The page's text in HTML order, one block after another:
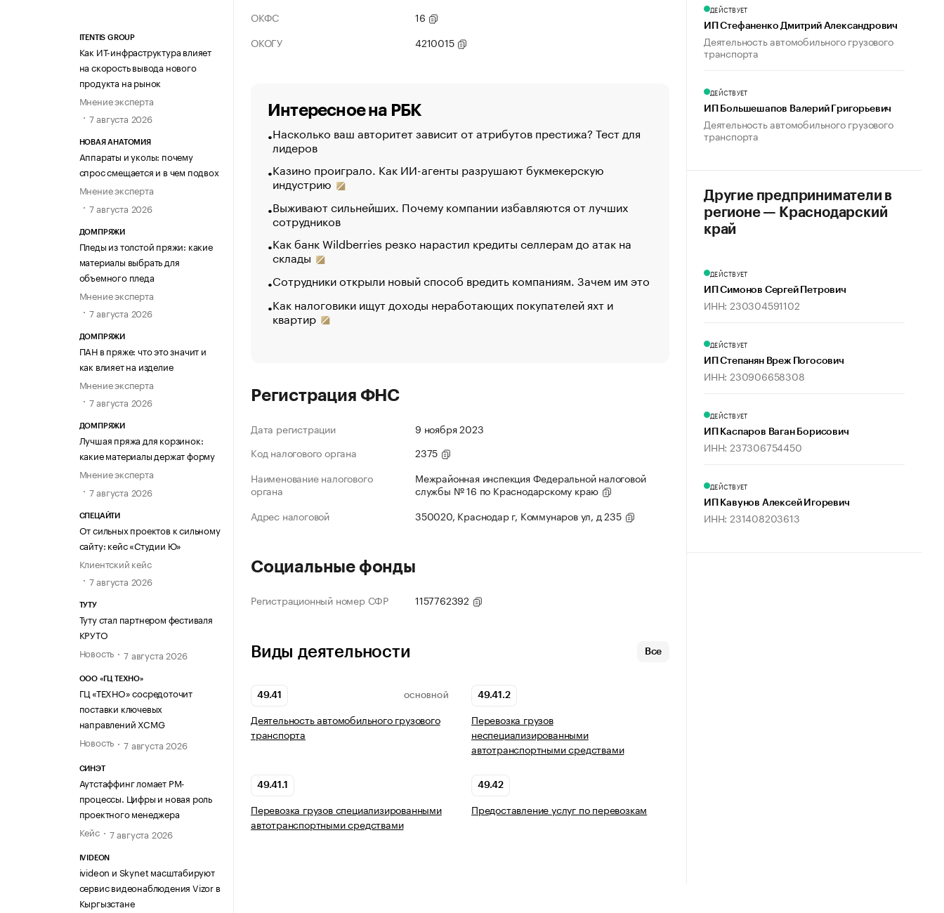
ITENTIS GROUP
Как ИТ-инфраструктура влияет
на скорость вывода нового
продукта на рынок
Мнение эксперта
7 августа 2026
НОВАЯ АНАТОМИЯ
Аппараты и уколы: почему
спрос смещается и в чем подвох
Мнение эксперта
7 августа 2026
ДОМПРЯЖИ
Пледы из толстой пряжи: какие
материалы выбрать для
объемного пледа
Мнение эксперта
7 августа 2026
ДОМПРЯЖИ
ПАН в пряже: что это значит и
как влияет на изделие
Мнение эксперта
7 августа 2026
ДОМПРЯЖИ
Лучшая пряжа для корзинок:
какие материалы держат форму
Мнение эксперта
7 августа 2026
СПЕЦАЙТИ
От сильных проектов к сильному
сайту: кейс «Студии Ю»
Клиентский кейс
7 августа 2026
ТУТУ
Туту стал партнером фестиваля
КРУТО
Новость
7 августа 2026
ООО «ГЦ ТЕХНО»
ГЦ «ТЕХНО» сосредоточит
поставки ключевых
направлений XCMG
Новость
7 августа 2026
СИНЭТ
Аутстаффинг ломает PM-
процессы. Цифры и новая роль
проектного менеджера
Кейс
7 августа 2026
IVIDEON
ivideon и Skynet масштабируют
сервис видеонаблюдения Vizor в
Кыргызстане
ОКФС
16
ОКОГУ
4210015
Интересное на РБК
Насколько ваш авторитет зависит от атрибутов престижа? Тест для
лидеров
Казино проиграло. Как ИИ-агенты разрушают букмекерскую
индустрию
Выживают сильнейших. Почему компании избавляются от лучших
сотрудников
Как банк Wildberries резко нарастил кредиты селлерам до атак на
склады
Сотрудники открыли новый способ вредить компаниям. Зачем им это
Как налоговики ищут доходы неработающих покупателей яхт и
квартир
«От спорта тело стареет иначе». Как живет глава
создавшей GTA
Функции менеджмента: пять ключевых основ
управления
ЕС разрешил конфискацию российской нефти —
Стресс обеспеченных людей: почему рост доходов
Регистрация ФНС
Дата регистрации
9 ноября 2023
Код налогового органа
2375
Наименование налогового
органа
Межрайонная инспекция Федеральной налоговой
службы № 16 по Краснодарскому краю
Адрес налоговой
350020, Краснодар г, Коммунаров ул, д 235
Социальные фонды
Регистрационный номер СФР 1157762392
Виды деятельности Все
49.41 ОСНОВНОЙ
Деятельность автомобильного грузового
транспорта
49.41.2
Перевозка грузов
неспециализированными
автотранспортными средствами
49.41.1
Перевозка грузов специализированными
автотранспортными средствами
49.42
Предоставление услуг по перевозкам
ДЕЙСТВУЕТ
ИП Стефаненко Дмитрий Александрович
Деятельность автомобильного грузового
транспорта
ДЕЙСТВУЕТ
ИП Большешапов Валерий Григорьевич
Деятельность автомобильного грузового
транспорта
Другие предприниматели в
регионе — Краснодарский
край
ДЕЙСТВУЕТ
ИП Симонов Сергей Петрович
ИНН: 230304591102
ДЕЙСТВУЕТ
ИП Степанян Вреж Погосович
ИНН: 230906658308
ДЕЙСТВУЕТ
ИП Каспаров Ваган Борисович
ИНН: 237306754450
ДЕЙСТВУЕТ
ИП Кавунов Алексей Игоревич
ИНН: 231408203613